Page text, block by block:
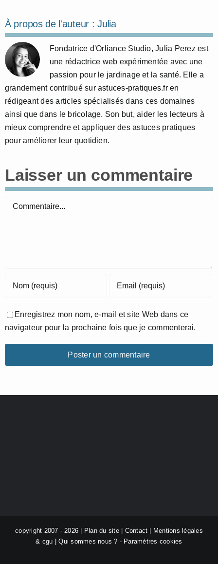
À propos de l'auteur :Julia
Fondatrice d'Orliance Studio, Julia Perez est
une rédactrice web expérimentée avec une
passion pour le jardinage et la santé. Elle a
grandement contribué sur astuces-pratiques.fr en
rédigeant des articles spécialisés dans ces domaines
ainsi que dans le bricolage. Son but, aider les lecteurs à
mieux comprendre et appliquer des astuces pratiques
pour améliorer leur quotidien.
Laisser un commentaire
Commentaire
Enregistrez mon nom, e-mail et site Web dans ce
navigateur pour la prochaine fois que je commenterai.
copyright 2007 - 2026 | Plan du site| Contact
Mentions légales
& cgu |Qui sommes nous ? - Paramètres cookies